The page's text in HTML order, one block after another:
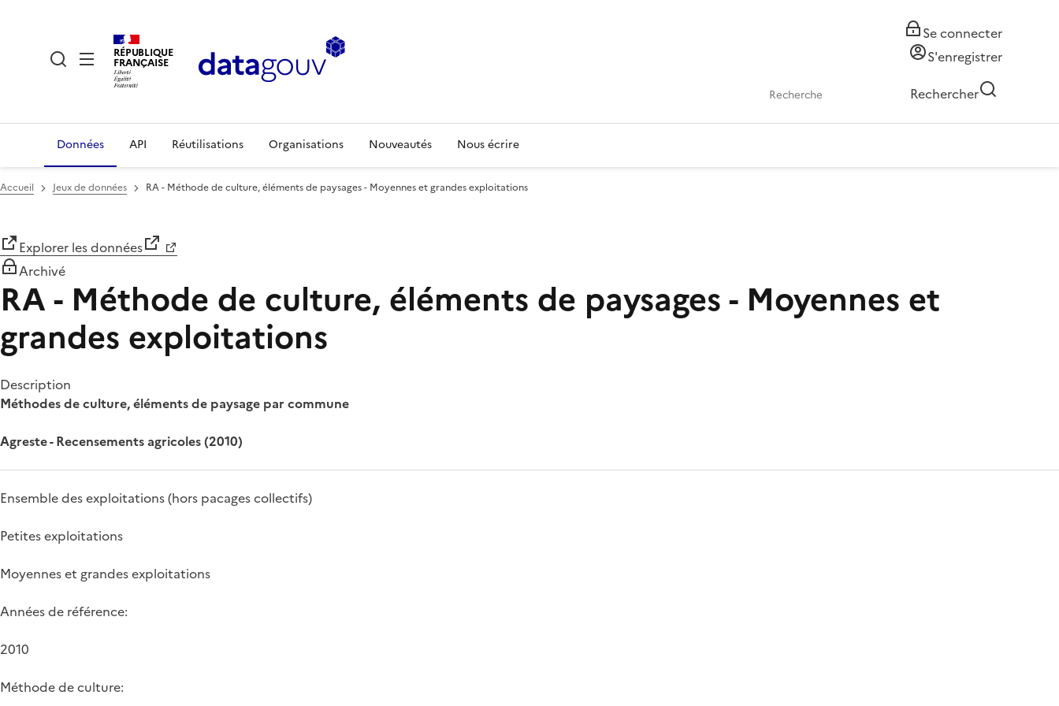
RÉPUBLIQUE
FRANÇAISE
Se connecter
S'enregistrer
Rechercher
Données API Réutilisations Organisations Nouveautés Nous écrire
Accueil Jeux de données RA - Méthode de culture, éléments de paysages - Moyennes et grandes exploitations
Explorer les données
Archivé
RA - Méthode de culture, éléments de paysages - Moyennes et
grandes exploitations
Description
Méthodes de culture, éléments de paysage par commune
Agreste - Recensements agricoles (2010)
Ensemble des exploitations (hors pacages collectifs)
Petites exploitations
Moyennes et grandes exploitations
Années de référence:
2010
Méthode de culture: